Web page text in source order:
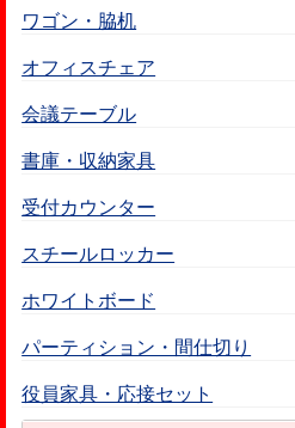
ワゴン・脇机
オフィスチェア
会議テーブル
書庫・収納家具
受付カウンター
スチールロッカー
ホワイトボード
パーティション・間仕切り
役員家具・応接セット